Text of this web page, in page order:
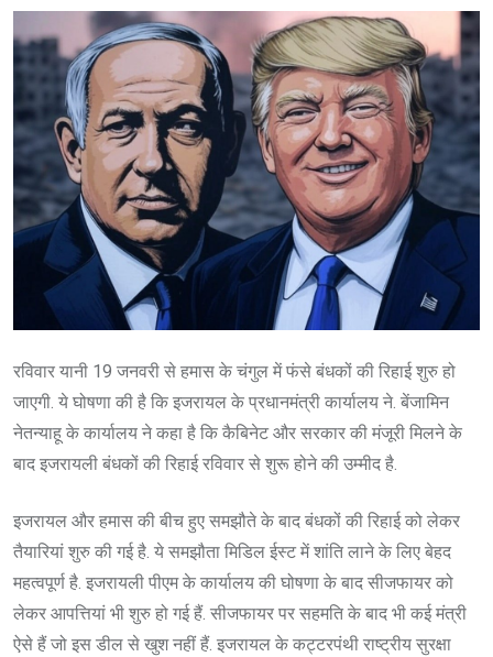
Email
रविवार यानी 19 जनवरी से हमास के चंगुल में फंसे बंधकों की रिहाई शुरु हो
जाएगी. ये घोषणा की है कि इजरायल के प्रधानमंत्री कार्यालय ने. बेंजामिन
नेतन्याहू के कार्यालय ने कहा है कि कैबिनेट और सरकार की मंजूरी मिलने के
बाद इजरायली बंधकों की रिहाई रविवार से शुरू होने की उम्मीद है.
इजरायल और हमास की बीच हुए समझौते के बाद बंधकों की रिहाई को लेकर
तैयारियां शुरु की गई है. ये समझौता मिडिल ईस्ट में शांति लाने के लिए बेहद
महत्वपूर्ण है. इजरायली पीएम के कार्यालय की घोषणा के बाद सीजफायर को
लेकर आपत्तियां भी शुरु हो गई हैं. सीजफायर पर सहमति के बाद भी कई मंत्री
ऐसे हैं जो इस डील से खुश नहीं हैं. इजरायल के कट्टरपंथी राष्ट्रीय सुरक्षा